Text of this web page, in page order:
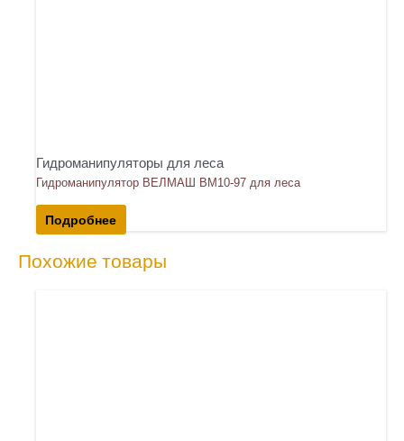
Гидроманипуляторы для леса
Гидроманипулятор ВЕЛМАШ ВМ10-97 для леса
Подробнее
Похожие товары